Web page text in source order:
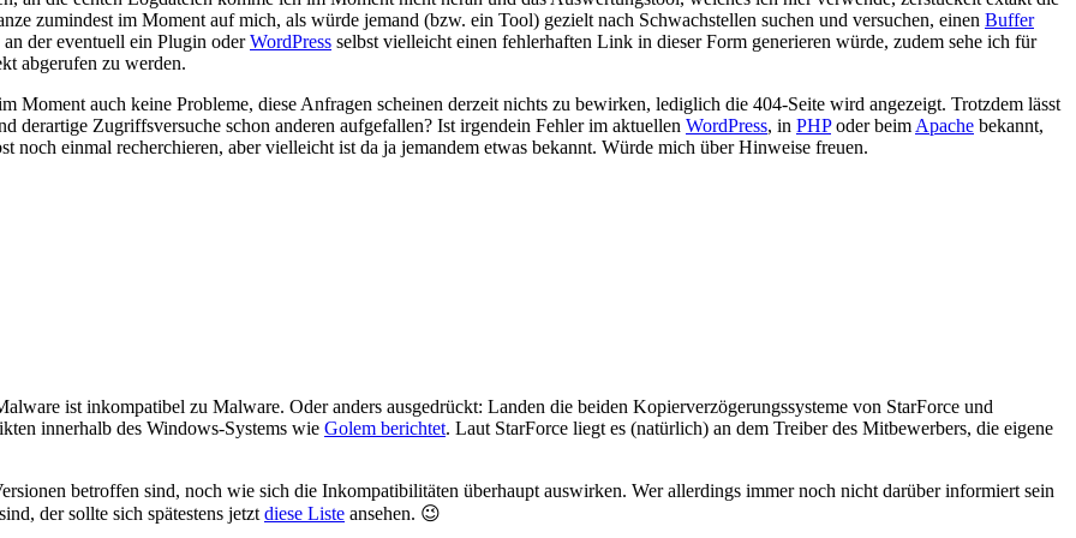
zumindest im Moment auf mich, als würde jemand (bzw. ein Tool) gezielt nach Schwachstellen suchen und versuchen, einen Buffer
der eventuell ein Plugin oderWordPress selbst vielleicht einen fehlerhaften Link in dieser Form generieren würde, zudem sehe ich für
abgerufen zu werden.
Moment auch keine Probleme, diese Anfragen scheinen derzeit nichts zu bewirken, lediglich die 404-Seite wird angezeigt. Trotzdem lässt
Zugriffsversuche schon anderen aufgefallen? Ist irgendein Fehler im aktuellen WordPress, in PHPoder beim Apache bekannt,
noch einmal recherchieren, aber vielleicht ist da ja jemandem etwas bekannt. Würde mich über Hinweise freuen.
ist inkompatibel zu Malware. Oder anders ausgedrückt: Landen die beiden Kopierverzögerungssysteme von StarForce und
innerhalb des Windows-Systems wie Golem berichtet. Laut StarForce liegt es (natürlich) an dem Treiber des Mitbewerbers, die eigene
betroffen sind, noch wie sich die Inkompatibilitäten überhaupt auswirken. Wer allerdings immer noch nicht darüber informiert sein
der sollte sich spätestens jetzt diese Liste ansehen. 😉